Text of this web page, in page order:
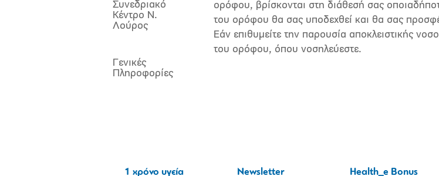
Συνεδριακό
Κέντρο Ν.
Λούρος
Γενικές
Πληροφορίες
ορόφου, βρίσκονται στη διάθεσή σας
του ορόφου θα σας υποδεχθεί και θα σας
Εάν επιθυμείτε την παρουσία αποκλειστικής
του ορόφου, όπου νοσηλεύεστε.
1 χρόνο υγεία Newsletter
Health_e Bonus